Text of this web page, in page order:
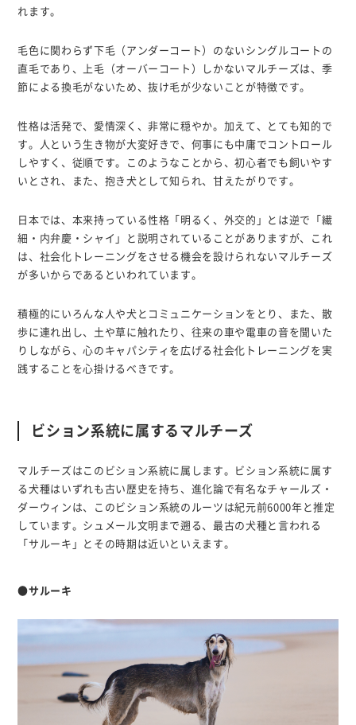
れます。
毛色に関わらず下毛（アンダーコート）のないシングルコートの
直毛であり、上毛（オーバーコート）しかないマルチーズは、季
節による換毛がないため、抜け毛が少ないことが特徴です。
性格は活発で、愛情深く、非常に穏やか。加えて、とても知的で
す。人という生き物が大変好きで、何事にも中庸でコントロール
しやすく、従順です。このようなことから、初心者でも飼いやす
いとされ、また、抱き犬として知られ、甘えたがりです。
日本では、本来持っている性格「明るく、外交的」とは逆で「繊
細・内弁慶・シャイ」と説明されていることがありますが、これ
は、社会化トレーニングをさせる機会を設けられないマルチーズ
が多いからであるといわれています。
積極的にいろんな人や犬とコミュニケーションをとり、また、散
歩に連れ出し、土や草に触れたり、往来の車や電車の音を聞いた
りしながら、心のキャパシティを広げる社会化トレーニングを実
践することを心掛けるべきです。
ビション系統に属するマルチーズ
マルチーズはこのビション系統に属します。ビション系統に属す
る犬種はいずれも古い歴史を持ち、進化論で有名なチャールズ・
ダーウィンは、このビション系統のルーツは紀元前6000年と推定
しています。シュメール文明まで遡る、最古の犬種と言われる
「サルーキ」とその時期は近いといえます。
●サルーキ